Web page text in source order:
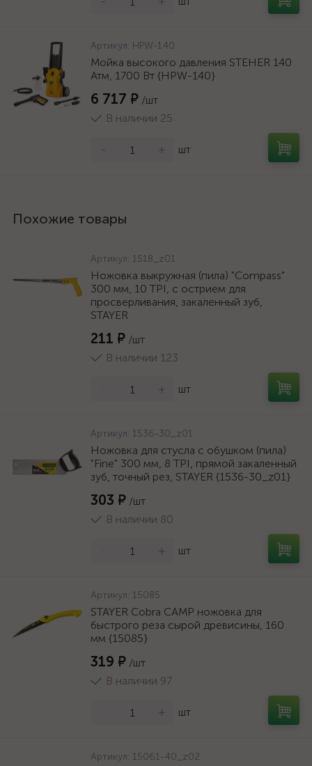
Артикул: HPW-140
Мойка высокого давления STEHER 140
Атм, 1700 Вт {HPW-140}
6 717 ₽ /шт
В наличии 25
- + шт
Похожие товары
Артикул: 1518_z01
Ножовка выкружная (пила) "Compass"
300 мм, 10 TPI, с острием для
просверливания, закаленный зуб,
STAYER
211 ₽ /шт
В наличии 123
+ шт
Артикул: 1536-30_z01
Ножовка для стусла c обушком (пила)
"Fine" 300 мм, 8 TPI, прямой закаленный
зуб, точный рез, STAYER {1536-30_z01}
303 ₽ /шт
В наличии 80
+ шт
Артикул: 15085
STAYER Cobra CAMP ножовка для
быстрого реза сырой древисины, 160
мм {15085}
319 ₽ /шт
В наличии 97
+ шт
Артикул: 15061-40_z02